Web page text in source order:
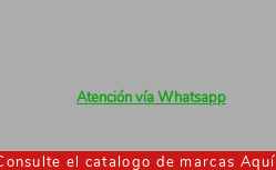
Atención vía Whatsapp
el catalogo de marcas Aquí